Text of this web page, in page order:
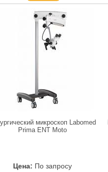
микроскоп Labomed
Prima ENT Moto
Цена: По запросу